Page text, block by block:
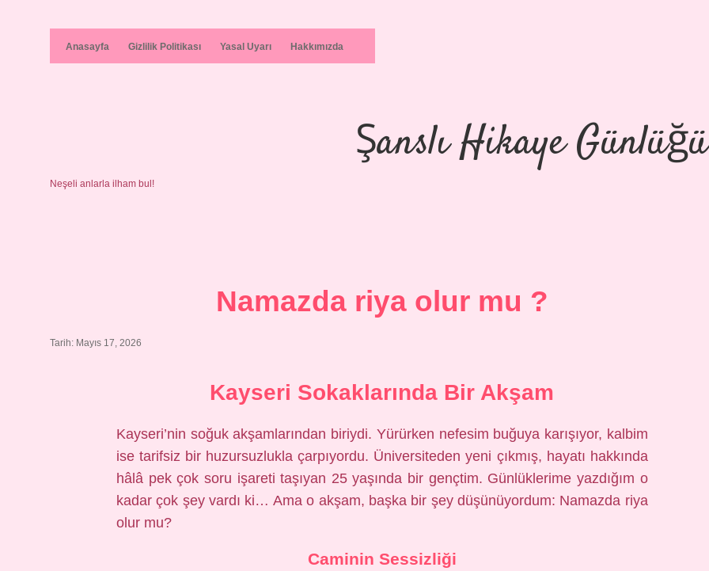
Anasayfa Gizlilik Politikası Yasal Uyarı Hakkımızda
Şanslı Hikaye Günlüğü
Neşeli anlarla ilham bul!
Namazda riya olur mu ?
Tarih: Mayıs 17, 2026
Kayseri Sokaklarında Bir Akşam
Kayseri’nin soğuk akşamlarından biriydi. Yürürken nefesim buğuya karışıyor, kalbim
ise tarifsiz bir huzursuzlukla çarpıyordu. Üniversiteden yeni çıkmış, hayatı hakkında
hâlâ pek çok soru işareti taşıyan 25 yaşında bir gençtim. Günlüklerime yazdığım o
kadar çok şey vardı ki… Ama o akşam, başka bir şey düşünüyordum: Namazda riya
olur mu?
Caminin Sessizliği